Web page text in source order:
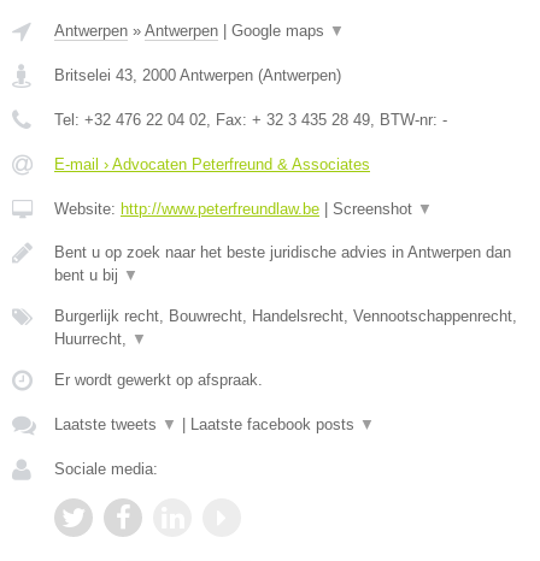
Antwerpen » Antwerpen Google maps ▼
Britselei 43 2000 Antwerpen (Antwerpen)
Tel: +32 476 22 04 02 , Fax: + 32 3 435 28 49 , BTW-nr: -
E-mail › Advocaten Peterfreund & Associates
Website: http://www.peterfreundlaw.be Screenshot ▼
Bent u op zoek naar het beste juridische advies in Antwerpen dan
bent u bij ▼
Burgerlijk recht, Bouwrecht, Handelsrecht, Vennootschappenrecht,
Huurrecht,
▼
Er wordt gewerkt op afspraak.
Laatste tweets ▼ Laatste facebook posts ▼
Sociale media: